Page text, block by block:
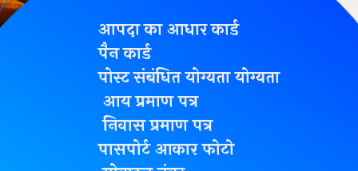
आपदा का आधार कार्ड
पैन कार्ड
पोस्ट संबंधित योग्यता योग्यता
आय प्रमाण पत्र
निवास प्रमाण पत्र
पासपोर्ट आकार फोटो